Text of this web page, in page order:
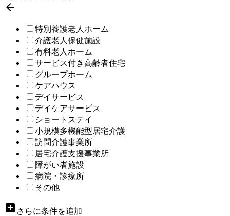

特別養護老人ホーム
介護老人保健施設
有料老人ホーム
サービス付き高齢者住宅
グループホーム
ケアハウス
デイサービス
デイケアサービス
ショートステイ
小規模多機能型居宅介護
訪問介護事業所
居宅介護支援事業所
障がい者施設
病院・診療所
その他
add_box さらに条件を追加